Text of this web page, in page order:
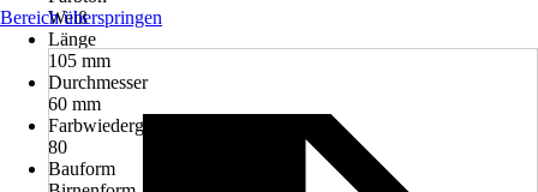
Weiß
Länge
105 mm
Durchmesser
60 mm
Farbwiedergabe (Ra)
80
Bauform
Bereich überspringen